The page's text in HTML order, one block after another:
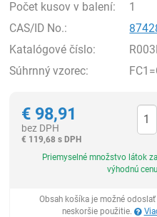
Počet kusov v balení:
1
CAS/ID No.:
Katalógové číslo:
Súhrnný vzorec:
€ 98,91
bez DPH
€ 119,68 s DPH
Priemyselné množstvo látok za
výhodnú cenu
Obsah košíka je možné
neskoršie použitie.